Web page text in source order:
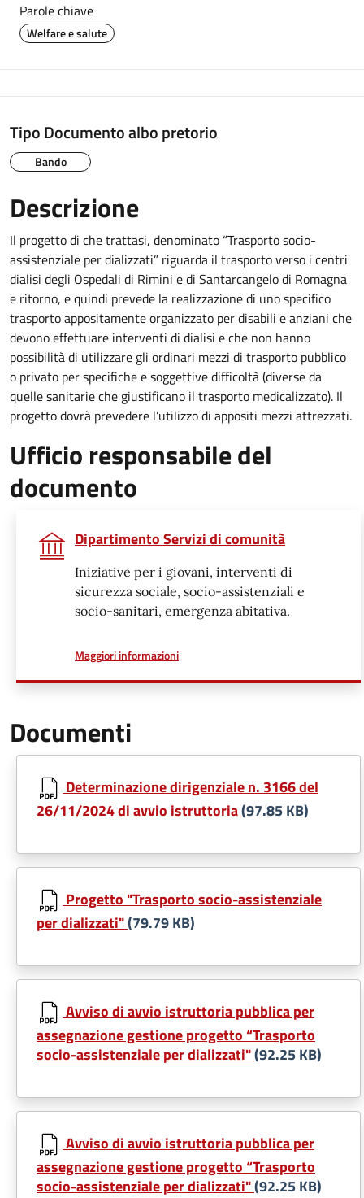
Parole chiave
Welfare e salute
Tipo Documento albo pretorio
Bando
Descrizione
Il progetto di che trattasi, denominato “Trasporto socio-
assistenziale per dializzati” riguarda il trasporto verso i centri
dialisi degli Ospedali di Rimini e di Santarcangelo di Romagna
e ritorno, e quindi prevede la realizzazione di uno specifico
trasporto appositamente organizzato per disabili e anziani che
devono effettuare interventi di dialisi e che non hanno
possibilità di utilizzare gli ordinari mezzi di trasporto pubblico
o privato per specifiche e soggettive difficoltà (diverse da
quelle sanitarie che giustificano il trasporto medicalizzato). Il
progetto dovrà prevedere l’utilizzo di appositi mezzi attrezzati.
Ufficio responsabile del
documento
Dipartimento Servizi di comunità
Iniziative per i giovani, interventi di
sicurezza sociale, socio-assistenziali e
socio-sanitari, emergenza abitativa.
Maggiori informazionia proposito di
Documenti
Determinazione dirigenziale n. 3166 del
26/11/2024 di avvio istruttoria(97.85 KB)
Progetto "Trasporto socio-assistenziale
per dializzati"(79.79 KB)
Avviso di avvio istruttoria pubblica per
assegnazione gestione progetto “Trasporto
socio-assistenziale per dializzati"(92.25 KB)
Avviso di avvio istruttoria pubblica per
assegnazione gestione progetto “Trasporto
socio-assistenziale per dializzati"(92.25 KB)